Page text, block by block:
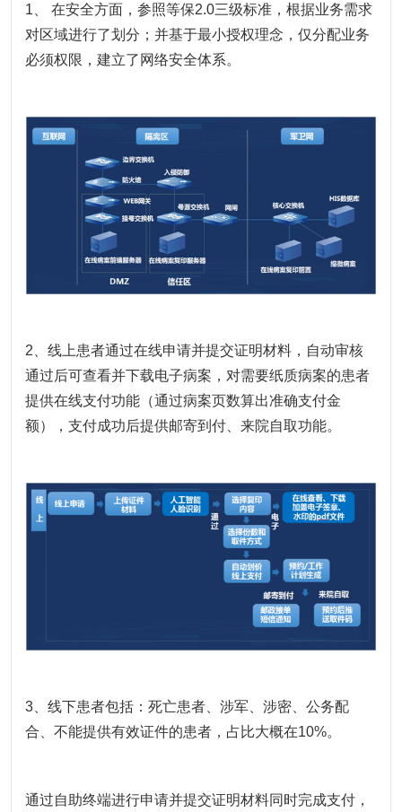
1、 在安全方面，参照等保2.0三级标准，根据业务需求
对区域进行了划分；并基于最小授权理念，仅分配业务
必须权限，建立了网络安全体系。
2、线上患者通过在线申请并提交证明材料，自动审核
通过后可查看并下载电子病案，对需要纸质病案的患者
提供在线支付功能（通过病案页数算出准确支付金
额），支付成功后提供邮寄到付、来院自取功能。
3、线下患者包括：死亡患者、涉军、涉密、公务配
合、不能提供有效证件的患者，占比大概在10%。
通过自助终端进行申请并提交证明材料同时完成支付，